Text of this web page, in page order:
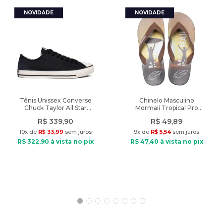
Fechamento: Zíper
Tipo de tecido: Tecido plano
Modelo veste: Tamanho P
Diferencial: Fenda e detalhe franzido
Tênis Unissex Converse
Chuck Taylor All Star
R$ 339,90
10x de R$ 33,99 sem juros
R$ 322,90 à vista no pix
Chinelo Masculino
Mormaii Tropical Pro
R$ 49,89
9x de R$ 5,54 sem juros
R$ 47,40 à vista no pix